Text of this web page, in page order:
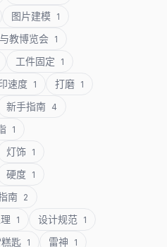
图片建模 1
教博览会 1
工件固定 1
速度 1 打磨 1
新手指南 4
1
灯饰 1
硬度 1
南 2
1 设计规范 1
匙 1 雷神 1